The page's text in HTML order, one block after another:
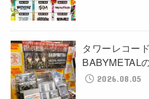
タワーレコー
BABYMETAL
2026.08.05